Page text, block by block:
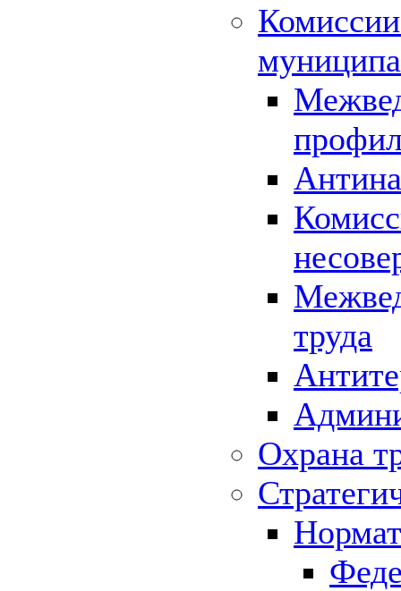
труда
Охрана